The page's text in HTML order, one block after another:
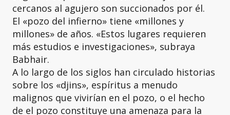
cercanos al agujero son succionados por él.
El «pozo del infierno» tiene «millones y
millones» de años. «Estos lugares requieren
más estudios e investigaciones», subraya
Babhair.
A lo largo de los siglos han circulado historias
sobre los «djins», espíritus a menudo
malignos que vivirían en el pozo, o el hecho
de el pozo constituye una amenaza para la